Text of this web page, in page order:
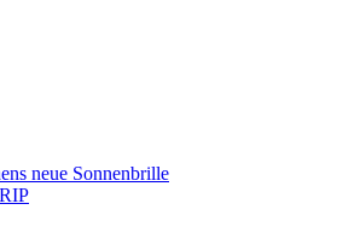
neue Sonnenbrille